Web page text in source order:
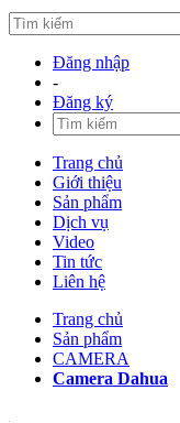
Đăng nhập
-
Đăng ký
Trang chủ
Giới thiệu
Sản phẩm
Dịch vụ
Video
Tin tức
Liên hệ
Trang chủ
Sản phẩm
CAMERA
Camera Dahua